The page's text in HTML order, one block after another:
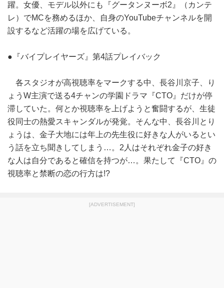
躍。女優、モデル以外にも『グータンヌーボ2』（カンテ
レ）でMCを務めるほか、自身のYouTubeチャンネルを開
設するなど活躍の場を広げている。
●『バイプレイヤーズ』第4話プレイバック
各スタジオが高視聴率をマークする中、長谷川京子、り
ょうW主演で送る4チャンの学園ドラマ『CTO』だけが停
滞していた。何とか視聴率を上げようと奮闘するが、生徒
役同士の熱愛スキャンダルが発覚。そんな中、長谷川とり
ょうは、金子大地には年上の先生役に好きな人がいるとい
う話を立ち聞きしてしまう…。2人はそれぞれ金子の好き
な人は自分であると確信を持つが…。果たして『CTO』の
視聴率と禁断の恋の行方は!?
[ADVERTISEMENT]